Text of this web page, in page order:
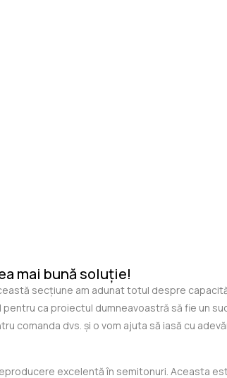
mai bună soluție!
secțiune am adunat totul despre
ca proiectul dumneavoastră să fie un
comanda dvs. și o vom ajuta să iasă cu
excelentă în semitonuri. Aceasta